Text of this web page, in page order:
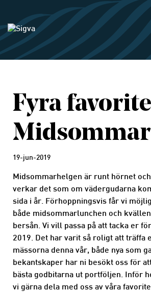
Fyra
19-jun-2019
Midsommarhelgen är runt hörnet
verkar det som om vädergudarna
sida i år. Förhoppningsvis får vi
både midsommarlunchen och
bersån. Vi vill passa på att tacka er
2019. Det har varit så roligt att träffa
mässorna denna vår, både nya som
bekantskaper har ni besökt oss för
bästa godbitarna ut portföljen. Inför
vi gärna dela med oss av våra